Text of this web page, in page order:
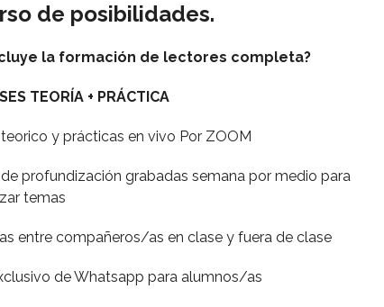
de posibilidades.
la formación de lectores completa?
TEORÍA + PRÁCTICA
y prácticas en vivo Por ZOOM
profundización grabadas semana por medio para
temas
entre compañeros/as en clase y fuera de clase
de Whatsapp para alumnos/as